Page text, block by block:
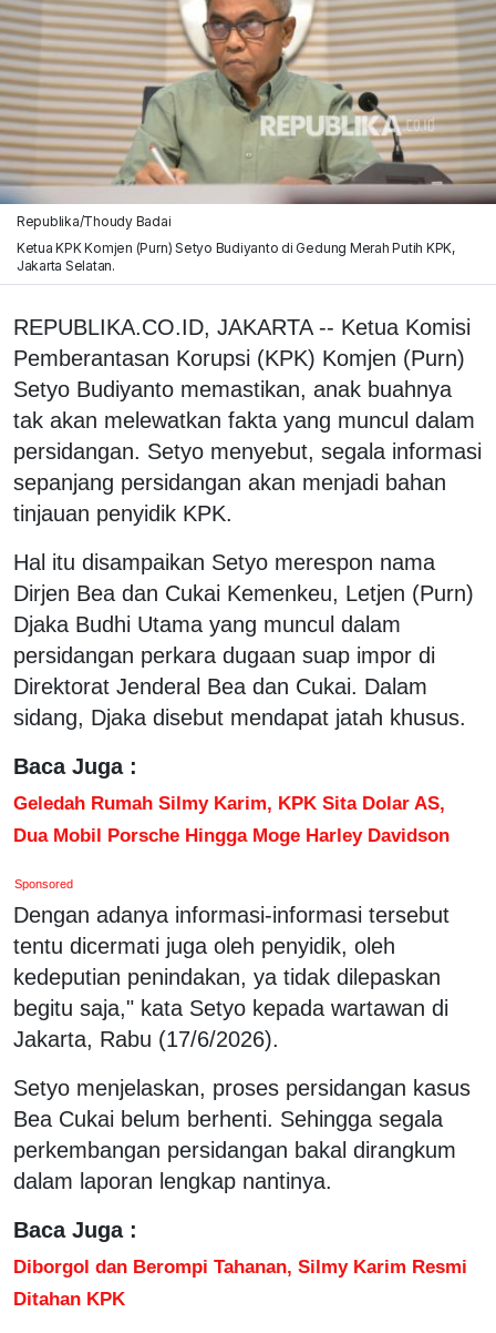
Republika/Thoudy Badai
Ketua KPK Komjen (Purn) Setyo Budiyanto di Gedung Merah Putih KPK,
Jakarta Selatan.
REPUBLIKA.CO.ID, JAKARTA -- Ketua Komisi
Pemberantasan Korupsi (KPK) Komjen (Purn)
Setyo Budiyanto memastikan, anak buahnya
tak akan melewatkan fakta yang muncul dalam
persidangan. Setyo menyebut, segala informasi
sepanjang persidangan akan menjadi bahan
tinjauan penyidik KPK.
Hal itu disampaikan Setyo merespon nama
Dirjen Bea dan Cukai Kemenkeu, Letjen (Purn)
Djaka Budhi Utama yang muncul dalam
persidangan perkara dugaan suap impor di
Direktorat Jenderal Bea dan Cukai. Dalam
sidang, Djaka disebut mendapat jatah khusus.
Baca Juga :
Geledah Rumah Silmy Karim, KPK Sita Dolar AS,
Dua Mobil Porsche Hingga Moge Harley Davidson
Sponsored
Dengan adanya informasi-informasi tersebut
tentu dicermati juga oleh penyidik, oleh
kedeputian penindakan, ya tidak dilepaskan
begitu saja," kata Setyo kepada wartawan di
Jakarta, Rabu (17/6/2026).
Setyo menjelaskan, proses persidangan kasus
Bea Cukai belum berhenti. Sehingga segala
perkembangan persidangan bakal dirangkum
dalam laporan lengkap nantinya.
Baca Juga :
Diborgol dan Berompi Tahanan, Silmy Karim Resmi
Ditahan KPK